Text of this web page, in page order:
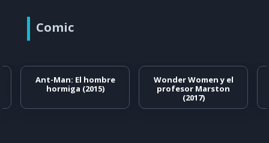
Comic
Ant-Man: El hombre
hormiga (2015)
Wonder Women y el
profesor Marston
(2017)